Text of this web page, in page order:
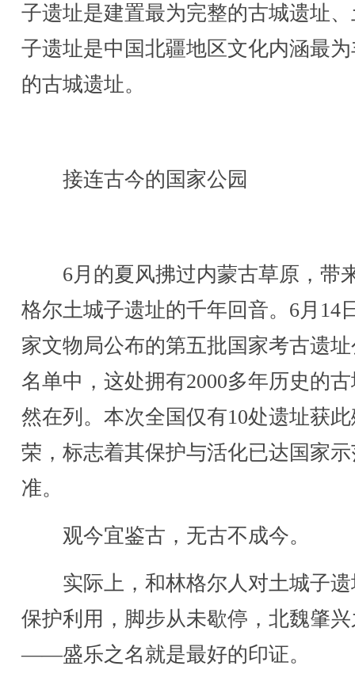
子遗址是建置最为完整的古城遗址
子遗址是中国北疆地区文化内涵最
的古城遗址。
接连古今的国家公园
6月的夏风拂过内蒙古草原，带
格尔土城子遗址的千年回音。6月14
家文物局公布的第五批国家考古遗
名单中，这处拥有2000多年历史的
然在列。本次全国仅有10处遗址获
荣，标志着其保护与活化已达国家
准。
观今宜鉴古，无古不成今。
实际上，和林格尔人对土城子遗
保护利用，脚步从未歇停，北魏肇
——盛乐之名就是最好的印证。